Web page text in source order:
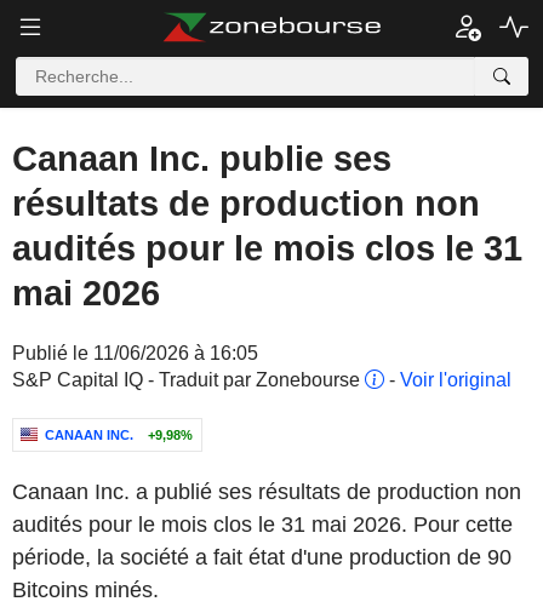
Canaan Inc. publie ses
résultats de production non
audités pour le mois clos le 31
mai 2026
Publié le 11/06/2026 à 16:05
S&P Capital IQ - Traduit par Zonebourse
- Voir l'original
CANAAN INC. +9,98%
Canaan Inc. a publié ses résultats de production non
audités pour le mois clos le 31 mai 2026. Pour cette
période, la société a fait état d'une production de 90
Bitcoins minés.